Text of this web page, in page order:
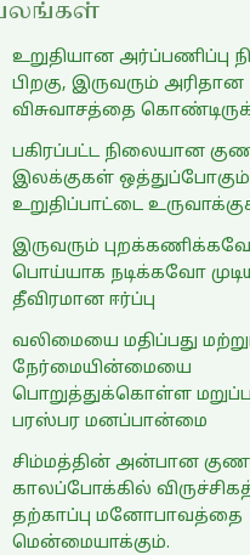
உறுதியான அர்ப்பணிப்பு
பிறகு, இருவரும் அரிதான
விசுவாசத்தை
பகிரப்பட்ட நிலையான
இலக்குகள்
உறுதிப்பாட்டை
இருவரும்
பொய்யாக நடிக்கவோ
தீவிரமான ஈர்ப்பு
வலிமையை மதிப்பது
நேர்மையின்மையை
பொறுத்துக்கொள்ள
பரஸ்பர மனப்பான்மை
சிம்மத்தின் அன்பான
காலப்போக்கில்
தற்காப்பு மனோபாவத்தை
மென்மையாக்கும்.